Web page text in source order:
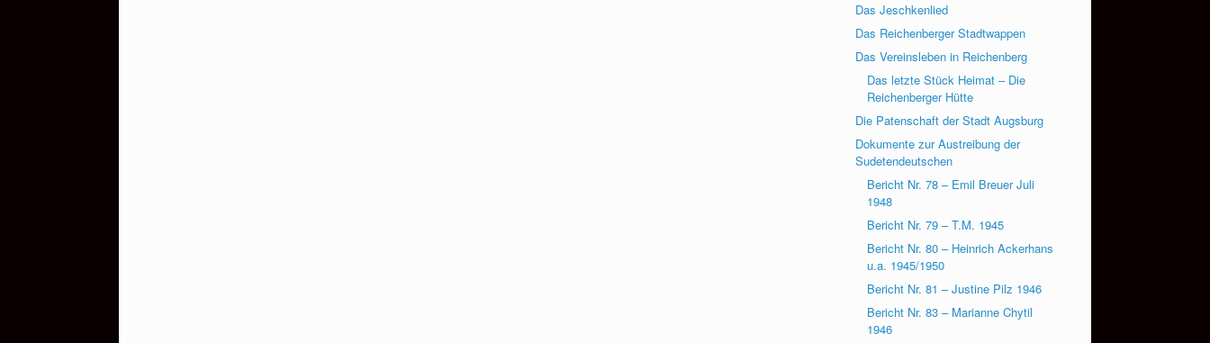
Das Jeschkenlied
Das Reichenberger Stadtwappen
Das Vereinsleben in Reichenberg
Das letzte Stück Heimat – Die
Reichenberger Hütte
Die Patenschaft der Stadt Augsburg
Dokumente zur Austreibung der
Sudetendeutschen
Bericht Nr. 78 – Emil Breuer Juli
1948
Bericht Nr. 79 – T.M. 1945
Bericht Nr. 80 – Heinrich Ackerhans
u.a. 1945/1950
Bericht Nr. 81 – Justine Pilz 1946
Bericht Nr. 83 – Marianne Chytil
1946